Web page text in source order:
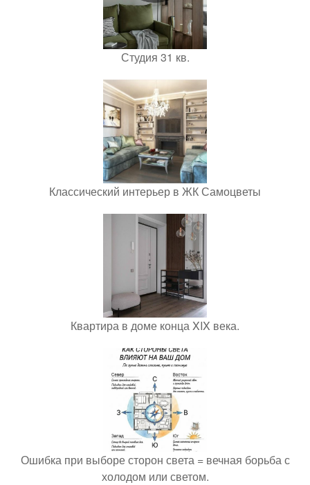
Студия 31 кв.
Классический интерьер в ЖК Самоцветы
Квартира в доме конца XIX века.
Ошибка при выборе сторон света = вечная борьба с
холодом или светом.